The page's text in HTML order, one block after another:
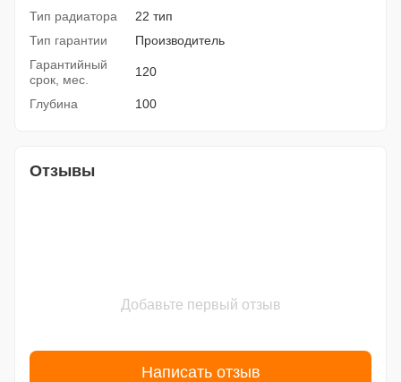
Тип радиатора
22 тип
Тип гарантии
Производитель
Гарантийный
срок, мес.
120
Глубина 100
Отзывы
Добавьте первый отзыв
Написать отзыв